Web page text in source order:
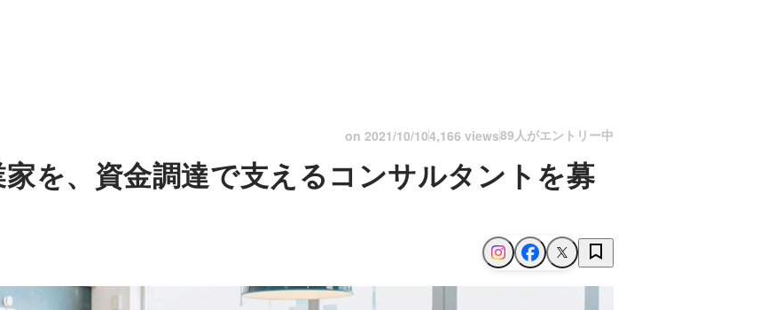
on 2021/10/104,166 views89人がエントリー中
を、資金調達で支えるコンサルタントを募